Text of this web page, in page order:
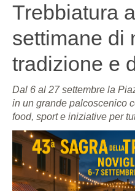
Trebbiatura
settimane di
tradizione e
Dal 6 al 27 settembre la
in un grande palcoscenico
food, sport e iniziative per